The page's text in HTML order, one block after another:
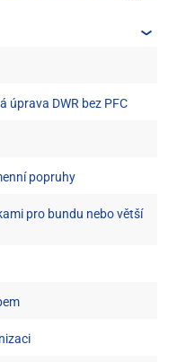
úprava DWR bez PFC
popruhy
pro bundu nebo větší